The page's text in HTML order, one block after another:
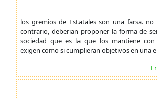
los gremios de Estatales son una farsa. no
contrario, deberian proponer la forma de
sociedad que es la que los mantiene con
exigen como si cumplieran objetivos en una